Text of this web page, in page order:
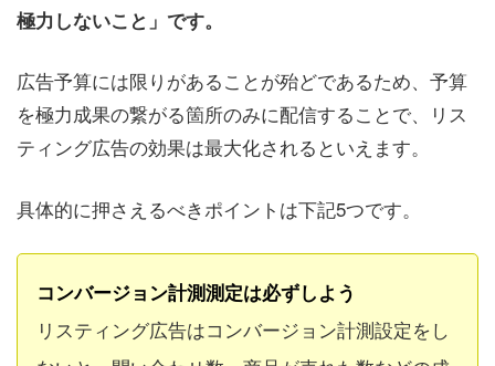
極力しないこと」です。
広告予算には限りがあることが殆どであるため、予算
を極力成果の繋がる箇所のみに配信することで、リス
ティング広告の効果は最大化されるといえます。
具体的に押さえるべきポイントは下記5つです。
コンバージョン計測測定は必ずしよう
リスティング広告はコンバージョン計測設定をし